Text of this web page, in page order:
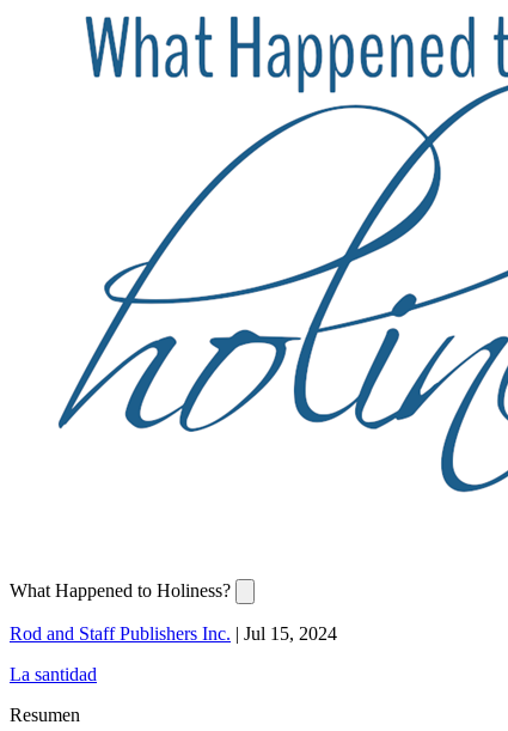
What Happened to Holiness?
Rod and Staff Publishers Inc. | Jul 15, 2024
La santidad
Resumen